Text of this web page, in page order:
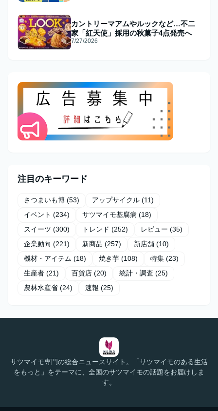
カントリーマアムやルックなど…不二
家「紅天使」採用の秋菓子4点発売へ
7/27/2026
注目のキーワード
さつまいも博 (53) アップサイクル (11)
イベント (234) サツマイモ基腐病 (18)
スイーツ (300) トレンド (252) レビュー (35)
企業動向 (221) 新商品 (257) 新店舗 (10)
機材・アイテム (18) 焼き芋 (108) 特集 (23)
生産者 (21) 百貨店 (20) 統計・調査 (25)
農林水産省 (24) 速報 (25)
サツマイモ専門の総合ニュースサイト。「サツマイモのある生活
をもっと」をテーマに、全国のサツマイモの話題をお届けしま
す。